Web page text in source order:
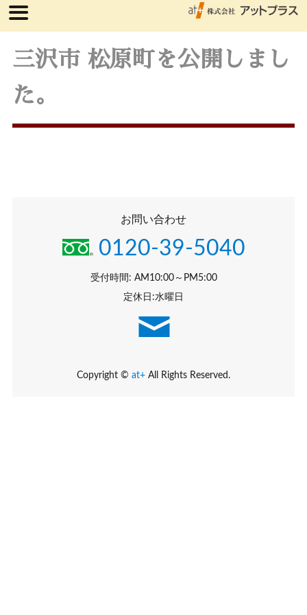
三沢市 松原町を公開しまし
た。
お問い合わせ
0120-39-5040
受付時間: AM10:00～PM5:00
定休日:水曜日
Copyright © at+ All Rights Reserved.